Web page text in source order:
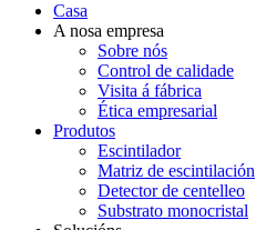
Casa
A nosa empresa
Sobre nós
Control de calidade
Visita á fábrica
Ética empresarial
Produtos
Escintilador
Matriz de escintilación
Detector de centelleo
Substrato monocristal